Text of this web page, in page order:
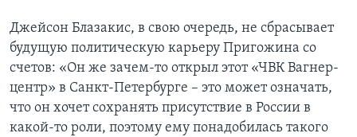
Джейсон Блазакис, в свою очередь, не сбрасывает
будущую политическую карьеру Пригожина со
счетов: «Он же зачем-то открыл этот «ЧВК Вагнер-
центр» в Санкт-Петербурге – это может означать,
что он хочет сохранять присутствие в России в
какой-то роли, поэтому ему понадобилась такого